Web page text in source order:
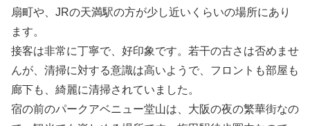
扇町や、JRの天満駅の方が少し近いくらいの場所にあり
ます。
接客は非常に丁寧で、好印象です。若干の古さは否めませ
んが、清掃に対する意識は高いようで、フロントも部屋も
廊下も、綺麗に清掃されていました。
宿の前のパークアベニュー堂山は、大阪の夜の繁華街なの